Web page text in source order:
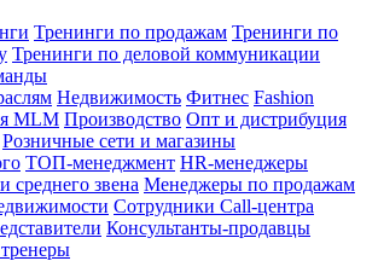
Тренинги по продажам Тренинги по
Тренинги по деловой коммуникации
Недвижимость Фитнес Fashion
MLM Производство Опт и дистрибуция
Розничные сети и магазины
ТОП-менеджмент HR-менеджеры
среднего звена Менеджеры по продажам
Сотрудники Call-центра
Консультанты-продавцы